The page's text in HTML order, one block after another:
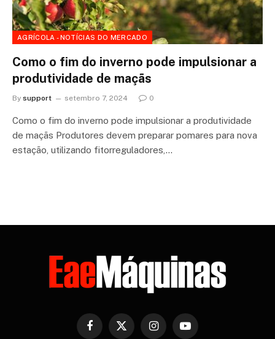
AGRÍCOLA - NOTÍCIAS DO MERCADO
Como o fim do inverno pode impulsionar a
produtividade de maçãs
By support setembro 7, 2024 0
Como o fim do inverno pode impulsionar a produtividade
de maçãs Produtores devem preparar pomares para nova
estação, utilizando fitorreguladores,…
Facebook
X
InstagramYouTube